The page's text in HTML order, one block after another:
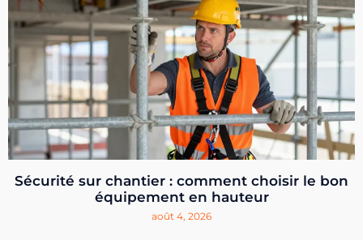
Sécurité sur chantier : comment choisir le bon
équipement en hauteur
août 4, 2026